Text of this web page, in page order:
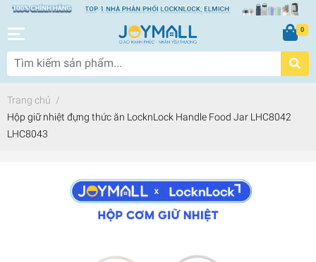
0
Trang chủ /
Hộp giữ nhiệt đựng thức ăn LocknLock Handle Food Jar LHC8042
LHC8043